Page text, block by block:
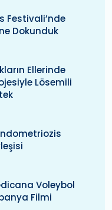
Festivali’nde
Dokunduk
Ellerinde
Lösemili
Voleybol
Filmi